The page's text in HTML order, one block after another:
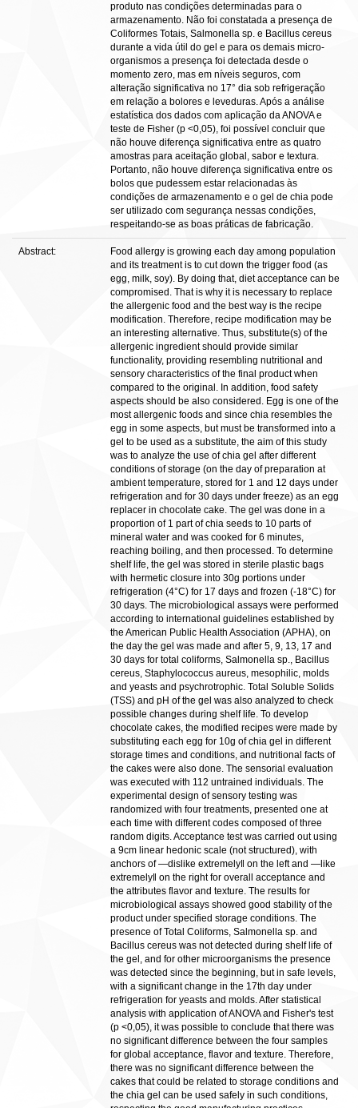
produto nas condições determinadas para o
armazenamento. Não foi constatada a presença de
Coliformes Totais, Salmonella sp. e Bacillus cereus
durante a vida útil do gel e para os demais micro-
organismos a presença foi detectada desde o
momento zero, mas em níveis seguros, com
alteração significativa no 17° dia sob refrigeração
em relação a bolores e leveduras. Após a análise
estatística dos dados com aplicação da ANOVA e
teste de Fisher (p <0,05), foi possível concluir que
não houve diferença significativa entre as quatro
amostras para aceitação global, sabor e textura.
Portanto, não houve diferença significativa entre os
bolos que pudessem estar relacionadas às
condições de armazenamento e o gel de chia pode
ser utilizado com segurança nessas condições,
respeitando-se as boas práticas de fabricação.
Abstract:
Food allergy is growing each day among population
and its treatment is to cut down the trigger food (as
egg, milk, soy). By doing that, diet acceptance can be
compromised. That is why it is necessary to replace
the allergenic food and the best way is the recipe
modification. Therefore, recipe modification may be
an interesting alternative. Thus, substitute(s) of the
allergenic ingredient should provide similar
functionality, providing resembling nutritional and
sensory characteristics of the final product when
compared to the original. In addition, food safety
aspects should be also considered. Egg is one of the
most allergenic foods and since chia resembles the
egg in some aspects, but must be transformed into a
gel to be used as a substitute, the aim of this study
was to analyze the use of chia gel after different
conditions of storage (on the day of preparation at
ambient temperature, stored for 1 and 12 days under
refrigeration and for 30 days under freeze) as an egg
replacer in chocolate cake. The gel was done in a
proportion of 1 part of chia seeds to 10 parts of
mineral water and was cooked for 6 minutes,
reaching boiling, and then processed. To determine
shelf life, the gel was stored in sterile plastic bags
with hermetic closure into 30g portions under
refrigeration (4°C) for 17 days and frozen (-18°C) for
30 days. The microbiological assays were performed
according to international guidelines established by
the American Public Health Association (APHA), on
the day the gel was made and after 5, 9, 13, 17 and
30 days for total coliforms, Salmonella sp., Bacillus
cereus, Staphylococcus aureus, mesophilic, molds
and yeasts and psychrotrophic. Total Soluble Solids
(TSS) and pH of the gel was also analyzed to check
possible changes during shelf life. To develop
chocolate cakes, the modified recipes were made by
substituting each egg for 10g of chia gel in different
storage times and conditions, and nutritional facts of
the cakes were also done. The sensorial evaluation
was executed with 112 untrained individuals. The
experimental design of sensory testing was
randomized with four treatments, presented one at
each time with different codes composed of three
random digits. Acceptance test was carried out using
a 9cm linear hedonic scale (not structured), with
anchors of ―dislike extremely‖ on the left and ―like
extremely‖ on the right for overall acceptance and
the attributes flavor and texture. The results for
microbiological assays showed good stability of the
product under specified storage conditions. The
presence of Total Coliforms, Salmonella sp. and
Bacillus cereus was not detected during shelf life of
the gel, and for other microorganisms the presence
was detected since the beginning, but in safe levels,
with a significant change in the 17th day under
refrigeration for yeasts and molds. After statistical
analysis with application of ANOVA and Fisher's test
(p <0,05), it was possible to conclude that there was
no significant difference between the four samples
for global acceptance, flavor and texture. Therefore,
there was no significant difference between the
cakes that could be related to storage conditions and
the chia gel can be used safely in such conditions,